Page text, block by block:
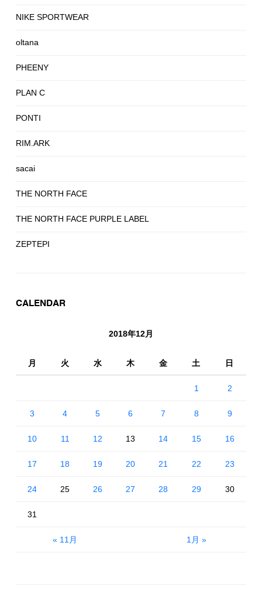
NIKE SPORTWEAR
oltana
PHEENY
PLAN C
PONTI
RIM.ARK
sacai
THE NORTH FACE
THE NORTH FACE PURPLE LABEL
ZEPTEPI
CALENDAR
2018年12月
月 火 水 木 金 土 日
« 11月 1月 »
1 2
3 4 5 6 7 8 9
10 11 12 13 14 15 16
17 18 19 20 21 22 23
24 25 26 27 28 29 30
31